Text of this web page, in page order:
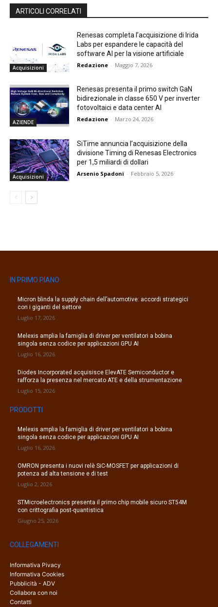
ARTICOLI CORRELATI
Acquisizioni
Renesas completa l’acquisizione di Irida
Labs per espandere le capacità del
software AI per la visione artificiale
Redazione - Maggio 7, 2026
AZIENDE
Renesas presenta il primo switch GaN
bidirezionale in classe 650 V per inverter
fotovoltaici e data center AI
Redazione - Marzo 24, 2026
Acquisizioni
SiTime annuncia l’acquisizione della
divisione Timing di Renesas Electronics
per 1,5 miliardi di dollari
Arsenio Spadoni - Febbraio 5, 2026
IN PRIMO PIANO
Micron blinda la supply chain dell’automotive: accordi strategici
con i giganti del settore
Luglio 17, 2026
Melexis amplia la famiglia di driver per ventilatori a bobina
singola senza codice per applicazioni GPU AI
Luglio 16, 2026
Diodes Incorporated acquisisce ElevATE Semiconductor e
rafforza la presenza nel mercato ATE e della strumentazione
Luglio 15, 2026
PRODOTTI
Melexis amplia la famiglia di driver per ventilatori a bobina
singola senza codice per applicazioni GPU AI
Luglio 16, 2026
OMRON presenta i nuovi relè SiC-MOSFET per applicazioni di
potenza ad alta tensione e di test
Luglio 2, 2026
STMicroelectronics presenta il primo chip mobile sicuro ST54M
con crittografia post-quantistica
Giugno 25, 2026
COLLEGAMENTI
Informativa Pivacy
Informativa Cookies
Pubblicità - ADV
Collabora con noi
Contatti